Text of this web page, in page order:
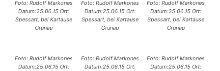
Foto: Rudolf Markones
Datum:25.06.15 Ort:
Spessart, bei Kartause
Grünau
Foto: Rudolf Markones
Datum:25.06.15 Ort:
Spessart, bei Kartause
Grünau
Foto: Rudolf Markones
Datum:25.06.15 Ort:
Spessart, bei Kartause
Grünau
Foto: Rudolf Markones
Datum:25.06.15 Ort:
Foto: Rudolf Markones
Datum:25.06.15 Ort:
Foto: Rudolf Markones
Datum:25.06.15 Ort: